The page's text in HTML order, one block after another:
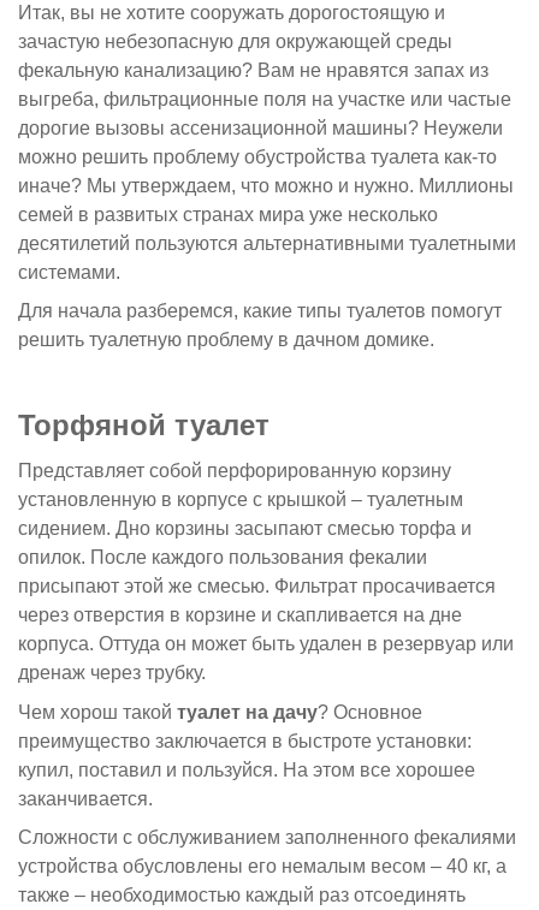
Итак, вы не хотите сооружать дорогостоящую и
зачастую небезопасную для окружающей среды
фекальную канализацию? Вам не нравятся запах из
выгреба, фильтрационные поля на участке или частые
дорогие вызовы ассенизационной машины? Неужели
можно решить проблему обустройства туалета как-то
иначе? Мы утверждаем, что можно и нужно. Миллионы
семей в развитых странах мира уже несколько
десятилетий пользуются альтернативными туалетными
системами.
Для начала разберемся, какие типы туалетов помогут
решить туалетную проблему в дачном домике.
Торфяной туалет
Представляет собой перфорированную корзину
установленную в корпусе с крышкой – туалетным
сидением. Дно корзины засыпают смесью торфа и
опилок. После каждого пользования фекалии
присыпают этой же смесью. Фильтрат просачивается
через отверстия в корзине и скапливается на дне
корпуса. Оттуда он может быть удален в резервуар или
дренаж через трубку.
Чем хорош такой туалет на дачу? Основное
преимущество заключается в быстроте установки:
купил, поставил и пользуйся. На этом все хорошее
заканчивается.
Сложности с обслуживанием заполненного фекалиями
устройства обусловлены его немалым весом – 40 кг, а
также – необходимостью каждый раз отсоединять